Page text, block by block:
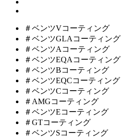
＃ベンツVコーティング
＃ベンツGLAコーティング
＃ベンツAコーティング
＃ベンツEQAコーティング
＃ベンツBコーティング
＃ベンツEQCコーティング
＃ベンツCコーティング
＃AMGコーティング
＃ベンツEコーティング
＃GTコーティング
＃ベンツSコーティング